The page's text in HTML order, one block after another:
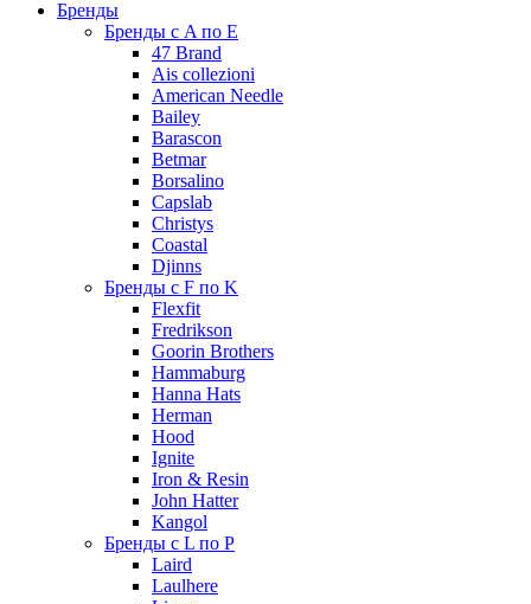
Бренды
Бренды с A по E
47 Brand
Ais collezioni
American Needle
Bailey
Barascon
Betmar
Borsalino
Capslab
Christys
Coastal
Djinns
Бренды с F по K
Flexfit
Fredrikson
Goorin Brothers
Hammaburg
Hanna Hats
Herman
Hood
Ignite
Iron & Resin
John Hatter
Kangol
Бренды с L по P
Laird
Laulhere